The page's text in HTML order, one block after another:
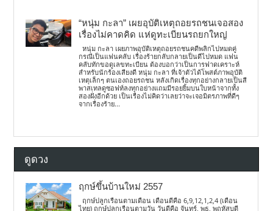
“หนุ่ม กะลา” เผยอุบัติเหตุถอยรถชนเจอสอง
เรื่องไม่คาดคิด แห่ดูทะเบียนรถยกใหญ่
หนุ่ม กะลา เผยภาพอุบัติเหตุถอยรถชนคดีพลิกไปหมดคู่
กรณีเป็นแฟนคลับ เรื่องร้ายกลับกลายเป็นดีไปหมด แฟน
คลับทักขอดูเลขทะเบียน ต้องบอกว่าเป็นการฟาดเคราะห์
สำหรับนักร้องเสียงดี หนุ่ม กะลา ที่เจ้าตัวได้โพสต์ภาพอุบัติ
เหตุเล็กๆ ตนเองถอยรถชน หลังเกิดเรื่องทุกอย่างกลายเป็นสี
พาสเทลดูซอฟท์ลงทุกอย่างแถมมีรอยยิ้มบนใบหน้าจากทั้ง
สองฝั่งอีกด้วย เป็นเรื่องไม่คิดว่าเลยว่าจะเจอมิตรภาพที่ดีๆ
จากเรื่องร้าย...
ดูดวง
ฤกษ์ขึ้นบ้านใหม่ 2557
ฤกษ์ปลูกเรือนตามเดือน เดือนดีคือ 6,9,12,1,2,4 (เดือน
ไทย) ฤกษ์ปลูกเรือนตามวัน วันดีคือ จันทร์, พุธ, พฤหัสบดี